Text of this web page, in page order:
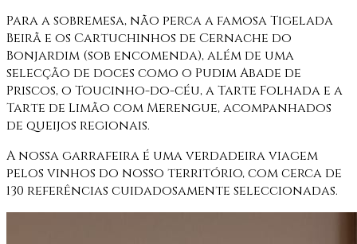
Para a sobremesa, não perca a famosa Tigelada
Beirã e os Cartuchinhos de Cernache do
Bonjardim (sob encomenda), além de uma
selecção de doces como o Pudim Abade de
Priscos, o Toucinho-do-céu, a Tarte Folhada e a
Tarte de Limão com Merengue, acompanhados
de queijos regionais.
A nossa garrafeira é uma verdadeira viagem
pelos vinhos do nosso território, com cerca de
130 referências cuidadosamente seleccionadas.